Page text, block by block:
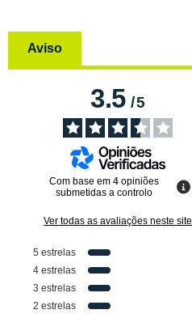
Aviso
3.5/5
Com base em 4 opiniões
submetidas a controlo
Ver todas as avaliações neste site
5 estrelas
4 estrelas
3 estrelas
2 estrelas